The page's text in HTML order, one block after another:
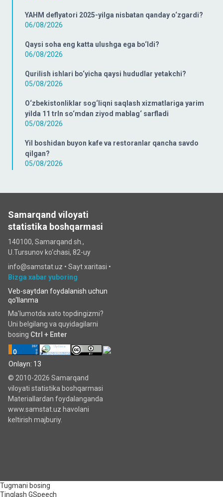
YAHM deflyatori 2025-yilga nisbatan qanday o‘zgardi?
06/08/2026
Qaysi soha eng katta ulushga ega bo‘ldi?
06/08/2026
Qurilish ishlari bo‘yicha qaysi hududlar yetakchi?
05/08/2026
O‘zbekistonliklar sog‘liqni saqlash xizmatlariga yarim
yilda 11 trln so‘mdan ziyod mablag‘ sarfladi
05/08/2026
Yil boshidan buyon kafe va restoranlar qancha savdo
qilgan?
05/08/2026
Samarqand viloyati
statistika boshqarmasi
140100, Samarqand sh.,
U.Tursunov ko‘chаsi, 82-uy
info@samstat.uz • Sayt xaritasi •
Bizga xabar yuboring
Veb-saytdan foydalanish uchun
qo‘llanma
Ma'lumotda xato topdingizmi?
Uni belgilang va quyidagilarni
bosing Ctrl + Enter
Onlayn: 13
© 2010-2026 Samarqand
viloyati statistika boshqarmasi
Materiallardan foydalanganda
www.samstat.uz havolani
keltirish majburiy.
Tugmani bosing
Tinglash GSpeech